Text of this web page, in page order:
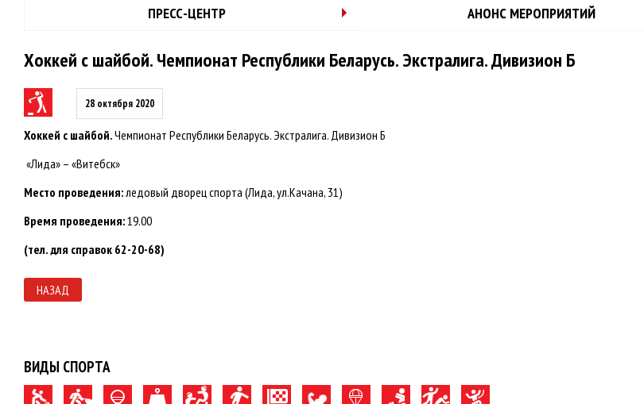
ПРЕСС-ЦЕНТР АНОНС МЕРОПРИЯТИЙ
Хоккей с шайбой. Чемпионат Республики Беларусь. Экстралига. Дивизион Б
28 октября 2020
Хоккей с шайбой.Чемпионат Республики Беларусь. Экстралига. Дивизион Б
«Лида» – «Витебск»
Место проведения:ледовый дворец спорта (Лида, ул.Качана, 31)
Время проведения:19.00
(тел. для справок 62-20-68)
НАЗАД
ВИДЫ СПОРТА